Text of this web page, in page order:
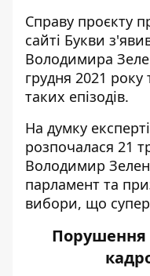
Справу проєкту
сайті Букви
Володимира
грудня 2021 року
таких епізодів.
На думку
розпочалася 21
Володимир
парламент та
вибори, що
Порушення